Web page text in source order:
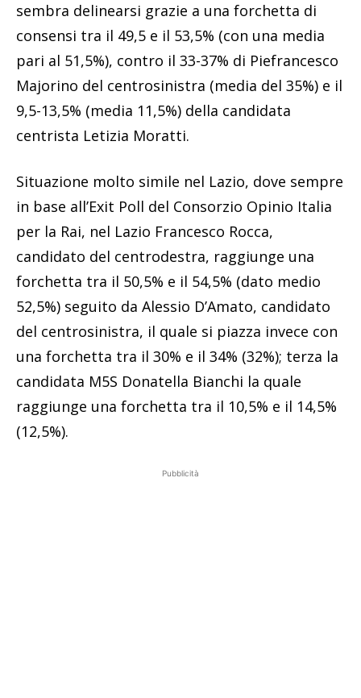
sembra delinearsi grazie a una forchetta di
consensi tra il 49,5 e il 53,5% (con una media
pari al 51,5%), contro il 33-37% di Piefrancesco
Majorino del centrosinistra (media del 35%) e il
9,5-13,5% (media 11,5%) della candidata
centrista Letizia Moratti.
Situazione molto simile nel Lazio, dove sempre
in base all’Exit Poll del Consorzio Opinio Italia
per la Rai, nel Lazio Francesco Rocca,
candidato del centrodestra, raggiunge una
forchetta tra il 50,5% e il 54,5% (dato medio
52,5%) seguito da Alessio D’Amato, candidato
del centrosinistra, il quale si piazza invece con
una forchetta tra il 30% e il 34% (32%); terza la
candidata M5S Donatella Bianchi la quale
raggiunge una forchetta tra il 10,5% e il 14,5%
(12,5%).
Pubblicità